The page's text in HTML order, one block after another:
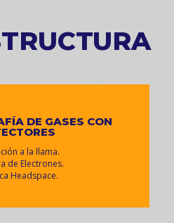
DE GASES CON
a la llama.
de Electrones.
Headspace.